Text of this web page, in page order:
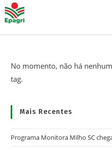
No momento, não há
tag.
Mais Recentes
Programa Monitora Milho SC